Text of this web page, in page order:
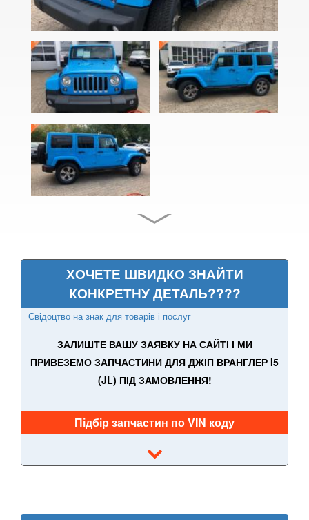
Compass I (MK49)
Compass II (MP/552)
Cherokee V (KL)
Grand Cherokee II (WJ, WG)
Grand Cherokee III (WK, WH)
Grand Cherokee IV (WK2, WL)
Liberty I (KJ)
Patriot (MK74)
Renegade I (BU520)
Wrangler III (JK)
Wrangler IV (JL)
KIA keyboard_arrow_down
LAND ROVER
ХОЧЕТЕ ШВИДКО ЗНАЙТИ
КОНКРЕТНУ ДЕТАЛЬ????
Свідоцтво на знак для товарів і послуг
ЗАЛИШТЕ ВАШУ ЗАЯВКУ НА САЙТІ І МИ
ПРИВЕЗЕМО ЗАПЧАСТИНИ ДЛЯ ДЖІП ВРАНГЛЕР I5
(JL) ПІД ЗАМОВЛЕННЯ!
Підбір запчастин по VIN коду